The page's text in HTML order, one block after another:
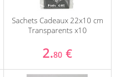
Sachets Cadeaux 22x10 cm
Transparents x10
2.80 €